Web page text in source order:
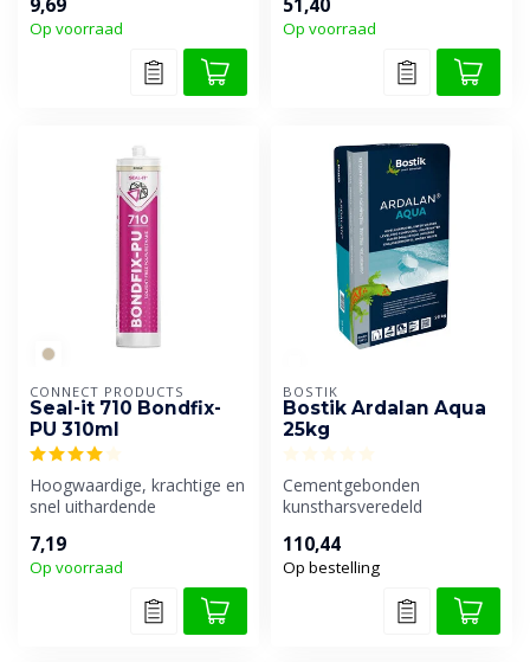
9,69
Op voorraad
zorgvuldig samengestelde
set bedoe...
51,40
Op voorraad
CONNECT PRODUCTS
Seal-it 710 Bondfix-
PU 310ml
Hoogwaardige, krachtige en
snel uithardende
montagelijm, op...
7,19
Op voorraad
BOSTIK
Bostik Ardalan Aqua
25kg
Cementgebonden
kunstharsveredeld
toevoeging van
kwartszand...
110,44
Op bestelling